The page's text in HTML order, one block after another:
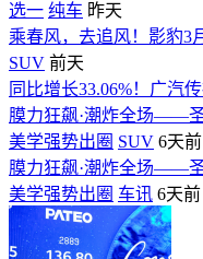
选一 纯车 昨天
乘春风，去追风！影豹3
SUV 前天
同比增长33.06%！广汽
膜力狂飙·潮炸全场——
美学强势出圈 SUV 6天前
膜力狂飙·潮炸全场——
美学强势出圈 车讯 6天前